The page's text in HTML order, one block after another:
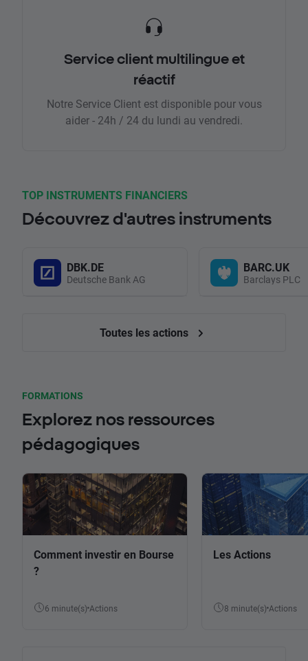
Service client multilingue et
réactif
Notre Service Client est disponible pour vous
aider - 24h / 24 du lundi au vendredi.
TOP INSTRUMENTS FINANCIERS
Découvrez d'autres instruments
DBK.DE
Deutsche Bank AG
BARC.UK
Barclays PLC
Toutes les actions
FORMATIONS
Explorez nos ressources
pédagogiques
Comment investir en Bourse
?
6 minute(s) Actions
Les Actions
8 minute(s) Actions